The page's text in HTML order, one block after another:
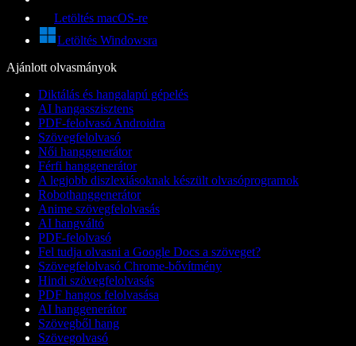
Letöltés macOS-re
Letöltés Windowsra
Ajánlott olvasmányok
Diktálás és hangalapú gépelés
AI hangasszisztens
PDF-felolvasó Androidra
Szövegfelolvasó
Női hanggenerátor
Férfi hanggenerátor
A legjobb diszlexiásoknak készült olvasóprogramok
Robothanggenerátor
Anime szövegfelolvasás
AI hangváltó
PDF-felolvasó
Fel tudja olvasni a Google Docs a szöveget?
Szövegfelolvasó Chrome-bővítmény
Hindi szövegfelolvasás
PDF hangos felolvasása
AI hanggenerátor
Szövegből hang
Szövegolvasó